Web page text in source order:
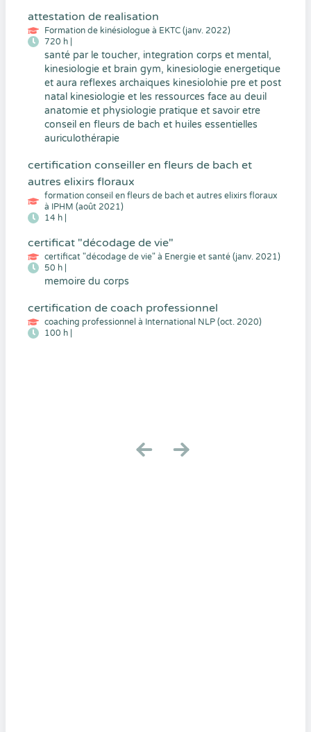
attestation de realisation
Formation de kinésiologue à EKTC (janv. 2022)
720 h |
santé par le toucher, integration corps et mental,
kinesiologie et brain gym, kinesiologie energetique
et aura reflexes archaiques kinesiolohie pre et post
natal kinesiologie et les ressources face au deuil
anatomie et physiologie pratique et savoir etre
conseil en fleurs de bach et huiles essentielles
auriculothérapie
certification conseiller en fleurs de bach et
autres elixirs floraux
formation conseil en fleurs de bach et autres elixirs floraux
à IPHM (août 2021)
14 h |
certificat "décodage de vie"
certificat "décodage de vie" à Energie et santé (janv. 2021)
50 h |
memoire du corps
certification de coach professionnel
coaching professionnel à International NLP (oct. 2020)
100 h |